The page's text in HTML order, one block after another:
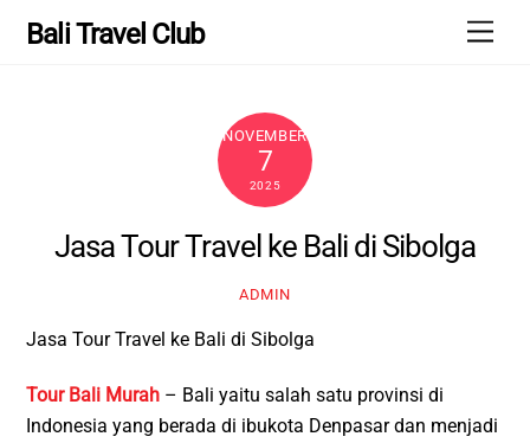
Bali Travel Club
NOVEMBER
7
2025
Jasa Tour Travel ke Bali di Sibolga
ADMIN
Jasa Tour Travel ke Bali di Sibolga
Tour Bali Murah – Bali yaitu salah satu provinsi di
Indonesia yang berada di ibukota Denpasar dan menjadi